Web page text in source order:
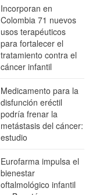
Incorporan en
Colombia 71 nuevos
usos terapéuticos
para fortalecer el
tratamiento contra el
cáncer infantil
Medicamento para la
disfunción eréctil
podría frenar la
metástasis del cáncer:
estudio
Eurofarma impulsa el
bienestar
oftalmológico infantil